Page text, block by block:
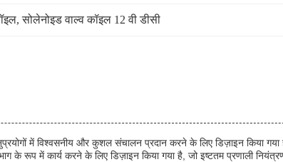
, सोलेनोइड वाल्व कॉइल 12 वी डीसी
में विश्वसनीय और कुशल संचालन प्रदान करने के लिए डिज़ाइन किया
के रूप में कार्य करने के लिए डिज़ाइन किया गया है, जो इष्टतम प्रणाली